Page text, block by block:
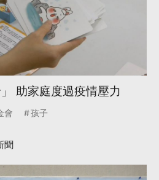
助家庭度過疫情壓力
會 孩子
聞